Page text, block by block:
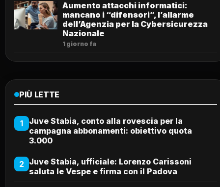
Aumento attacchi informatici:
mancano i “difensori”, l’allarme
dell’Agenzia per la Cybersicurezza
Nazionale
1 giorno fa
PIÙ LETTE
1
Juve Stabia, conto alla rovescia per la
campagna abbonamenti: obiettivo quota
3.000
2 Juve Stabia, ufficiale: Lorenzo Carissoni
saluta le Vespe e firma con il Padova